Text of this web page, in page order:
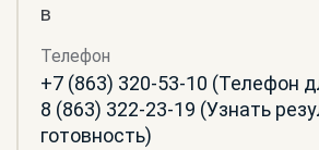
в
Телефон
+7 (863) 320-53-10 (Телефон
8 (863) 322-23-19 (Узнать
готовность)